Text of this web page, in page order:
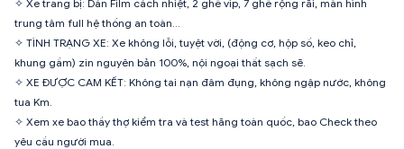
✧ Xe trang bị: Dán Film cách nhiệt, 2 ghế vip, 7 ghế rộng rãi, màn hình
trung tâm full hệ thống an toàn…
✧ TÌNH TRẠNG XE: Xe không lỗi, tuyệt vời, (động cơ, hộp số, keo chỉ,
khung gầm) zin nguyên bản 100%, nội ngoại thất sạch sẽ.
✧ XE ĐƯỢC CAM KẾT: Không tai nạn đâm đụng, không ngập nước, không
tua Km.
✧ Xem xe bao thầy thợ kiểm tra và test hãng toàn quốc, bao Check theo
yêu cầu người mua.